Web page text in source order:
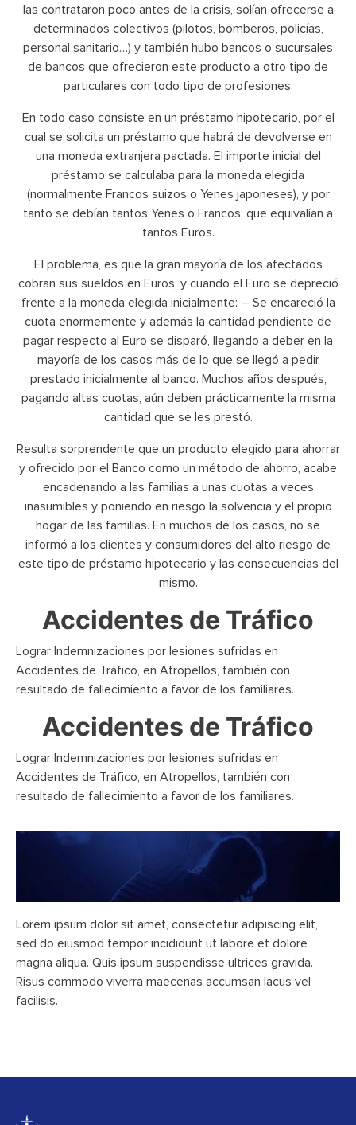
las contrataron poco antes de la crisis, solían ofrecerse a
determinados colectivos (pilotos, bomberos, policías,
personal sanitario…) y también hubo bancos o sucursales
de bancos que ofrecieron este producto a otro tipo de
particulares con todo tipo de profesiones.
En todo caso consiste en un préstamo hipotecario, por el
cual se solicita un préstamo que habrá de devolverse en
una moneda extranjera pactada. El importe inicial del
préstamo se calculaba para la moneda elegida
(normalmente Francos suizos o Yenes japoneses), y por
tanto se debían tantos Yenes o Francos; que equivalían a
tantos Euros.
El problema, es que la gran mayoría de los afectados
cobran sus sueldos en Euros, y cuando el Euro se depreció
frente a la moneda elegida inicialmente: – Se encareció la
cuota enormemente y además la cantidad pendiente de
pagar respecto al Euro se disparó, llegando a deber en la
mayoría de los casos más de lo que se llegó a pedir
prestado inicialmente al banco. Muchos años después,
pagando altas cuotas, aún deben prácticamente la misma
cantidad que se les prestó.
Resulta sorprendente que un producto elegido para ahorrar
y ofrecido por el Banco como un método de ahorro, acabe
encadenando a las familias a unas cuotas a veces
inasumibles y poniendo en riesgo la solvencia y el propio
hogar de las familias. En muchos de los casos, no se
informó a los clientes y consumidores del alto riesgo de
este tipo de préstamo hipotecario y las consecuencias del
mismo.
Accidentes de Tráfico
Lograr Indemnizaciones por lesiones sufridas en
Accidentes de Tráfico, en Atropellos, también con
resultado de fallecimiento a favor de los familiares.
Accidentes de Tráfico
Lograr Indemnizaciones por lesiones sufridas en
Accidentes de Tráfico, en Atropellos, también con
resultado de fallecimiento a favor de los familiares.
Lorem ipsum dolor sit amet, consectetur adipiscing elit,
sed do eiusmod tempor incididunt ut labore et dolore
magna aliqua. Quis ipsum suspendisse ultrices gravida.
Risus commodo viverra maecenas accumsan lacus vel
facilisis.